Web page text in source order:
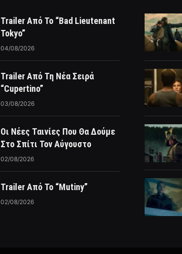
Trailer Από Το “Bad Lieutenant
Tokyo”
04/08/2026
Trailer Από Τη Νέα Σειρά
“Cupertino”
03/08/2026
Οι Νέες Ταινίες Που Θα Δούμε
Στο Σπίτι Τον Αύγουστο
02/08/2026
Trailer Από Το “Mutiny”
02/08/2026